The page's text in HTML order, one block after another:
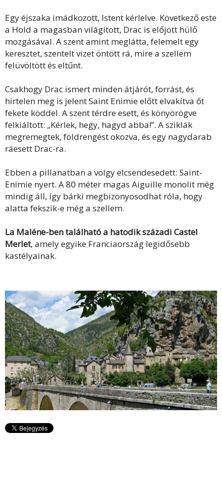
Egy éjszaka imádkozott, Istent kérlelve. Következő este
a Hold a magasban világított, Drac is előjött hülő
mozgásával. A szent amint meglátta, felemelt egy
keresztet, szentelt vizet öntött rá, mire a szellem
felüvöltött és eltűnt.
Csakhogy Drac ismert minden átjárót, forrást, és
hirtelen meg is jelent Saint Enimie előtt elvakítva őt
fekete köddel. A szent térdre esett, és könyörögve
felkiáltott: „Kérlek, hegy, hagyd abba!”. A sziklák
megremegtek, földrengést okozva, és egy nagydarab
ráesett Drac-ra.
Ebben a pillanatban a völgy elcsendesedett: Saint-
Enimie nyert. A 80 méter magas Aiguille monolit még
mindig áll, így bárki megbizonyosodhat róla, hogy
alatta fekszik-e még a szellem.
La Maléne-ben található a hatodik századi Castel
Merlet, amely egyike Franciaország legidősebb
kastélyainak.